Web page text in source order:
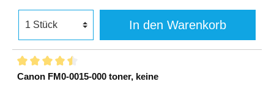
In den Warenkorb
Canon FM0-0015-000 toner, keine